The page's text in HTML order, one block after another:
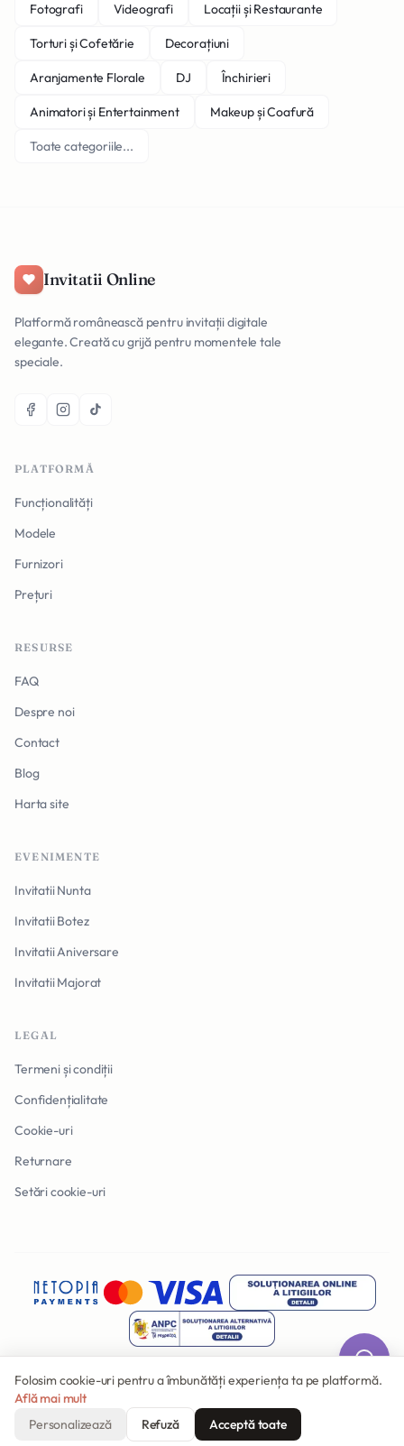
Fotografi Videografi Locații și Restaurante
Torturi și Cofetărie Decorațiuni
Aranjamente Florale DJ Închirieri
Animatori și Entertainment Makeup și Coafură
Toate categoriile...
Invitatii Online
Platformă românească pentru invitații digitale
elegante. Creată cu grijă pentru momentele tale
speciale.
PLATFORMĂ
Funcționalități
Modele
Furnizori
Prețuri
RESURSE
FAQ
Despre noi
Contact
Blog
Harta site
EVENIMENTE
Invitatii Nunta
Invitatii Botez
Invitatii Aniversare
Invitatii Majorat
LEGAL
Termeni și condiții
Confidențialitate
Cookie-uri
Returnare
Setări cookie-uri
© 2026 Invitatii Online. Toate drepturile rezervate.
Făcut cu
în România
Folosim cookie-uri pentru a îmbunătăți experiența ta pe platformă.
Află mai mult
Personalizează
Refuză Acceptă toate